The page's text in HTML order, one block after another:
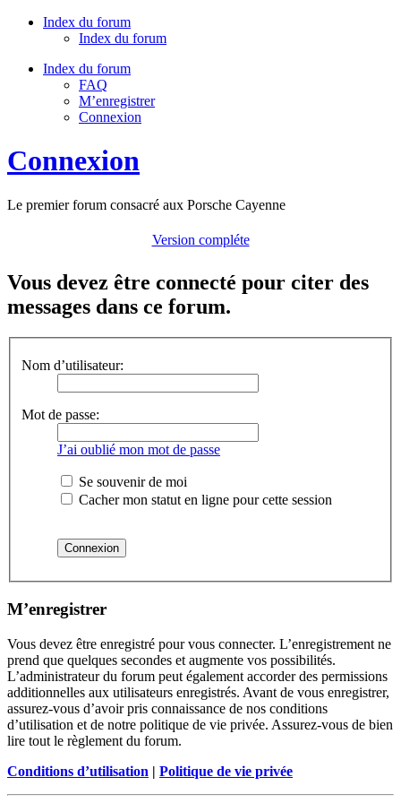
Index du forum
Index du forum
Index du forum
FAQ
M’enregistrer
Connexion
Connexion
Le premier forum consacré aux Porsche Cayenne
Version compléte
Vous devez être connecté pour citer des
messages dans ce forum.
Nom d’utilisateur:
Mot de passe:
J’ai oublié mon mot de passe
Se souvenir de moi
Cacher mon statut en ligne pour cette session
M’enregistrer
Vous devez être enregistré pour vous connecter. L’enregistrement ne
prend que quelques secondes et augmente vos possibilités.
L’administrateur du forum peut également accorder des permissions
additionnelles aux utilisateurs enregistrés. Avant de vous enregistrer,
assurez-vous d’avoir pris connaissance de nos conditions
d’utilisation et de notre politique de vie privée. Assurez-vous de bien
lire tout le règlement du forum.
Conditions d’utilisation | Politique de vie privée